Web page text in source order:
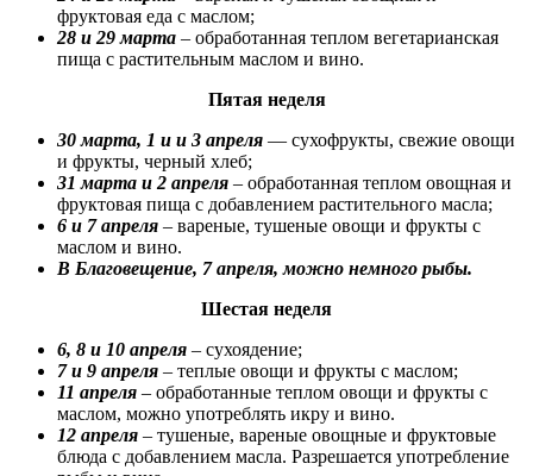
фруктовая еда с маслом;
28 и 29 марта – обработанная теплом вегетарианская
пища с растительным маслом и вино.
Пятая неделя
30 марта, 1 и и 3 апреля — сухофрукты, свежие овощи
и фрукты, черный хлеб;
31 марта и 2 апреля – обработанная теплом овощная и
фруктовая пища с добавлением растительного масла;
6 и 7 апреля – вареные, тушеные овощи и фрукты с
маслом и вино.
В Благовещение, 7 апреля, можно немного рыбы.
Шестая неделя
6, 8 и 10 апреля – сухоядение;
7 и 9 апреля – теплые овощи и фрукты с маслом;
11 апреля – обработанные теплом овощи и фрукты с
маслом, можно употреблять икру и вино.
12 апреля – тушеные, вареные овощные и фруктовые
блюда с добавлением масла. Разрешается употребление